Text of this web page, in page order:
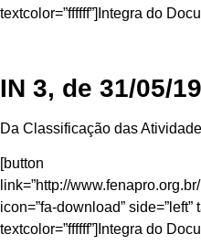
textcolor=”ffffff”]Integra do
IN 3, de 31/05/
Da Classificação das
[button
link=”http://
icon=”fa-download” side=”left”
textcolor=”ffffff”]Integra do